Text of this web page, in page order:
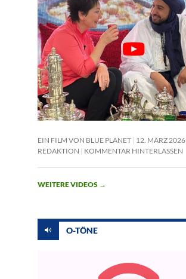
EIN FILM VON BLUE PLANET 12. MÄRZ 2026
REDAKTION
KOMMENTAR HINTERLASSEN
WEITERE VIDEOS →
O-TÖNE